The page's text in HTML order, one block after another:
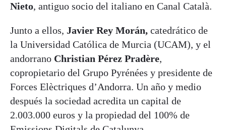
Nieto, antiguo socio del italiano en Canal Català.
Junto a ellos, Javier Rey Morán, catedrático de
la Universidad Católica de Murcia (UCAM), y el
andorrano Christian Pérez Pradère,
copropietario del Grupo Pyrénées y presidente de
Forces Elèctriques d’Andorra. Un año y medio
después la sociedad acredita un capital de
2.003.000 euros y la propiedad del 100% de